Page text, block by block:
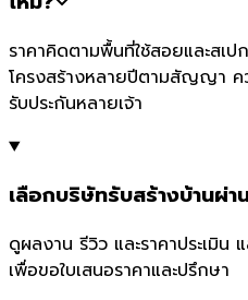
ราคาคิดตามพื้นที่ใช้สอยและสเ
โครงสร้างหลายปีตามสัญญา คว
รับประกันหลายเจ้า
เลือกบริษัทรับสร้างบ้านผ่า
ดูผลงาน รีวิว และราคาประเมิ
เพื่อขอใบเสนอราคาและปรึกษา